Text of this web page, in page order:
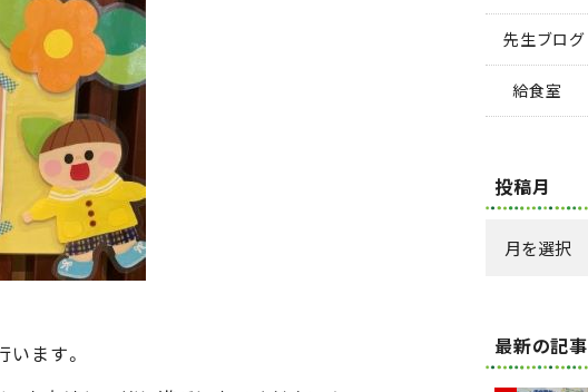
ます。
先生ブログ
給食室
投稿月
最新の記事